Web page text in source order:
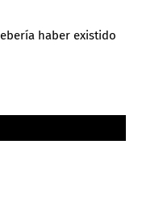
haber existido